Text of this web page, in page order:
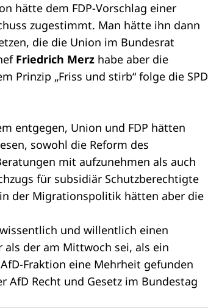
hätte dem FDP-Vorschlag einer
zugestimmt. Man hätte ihn dann
die die Union im Bundesrat
Friedrich Merz habe aber die
Prinzip „Friss und stirb“ folge die SPD
entgegen, Union und FDP hätten
sowohl die Reform des
mit aufzunehmen als auch
für subsidiär Schutzberechtigte
der Migrationspolitik hätten aber die
und willentlich einen
der am Mittwoch sei, als ein
Fraktion eine Mehrheit gefunden
AfD Recht und Gesetz im Bundestag